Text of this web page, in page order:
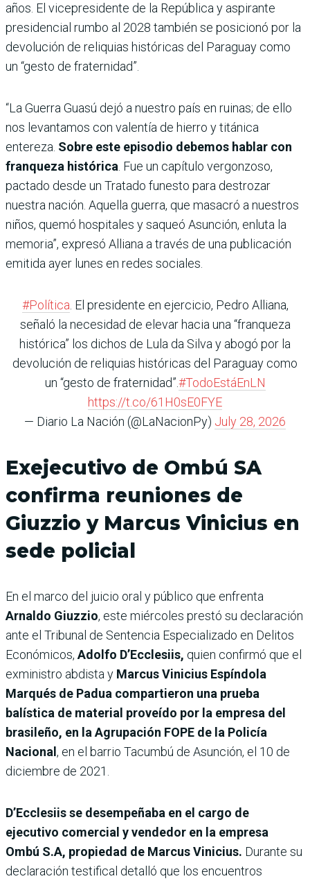
años. El vicepresidente de la República y aspirante
presidencial rumbo al 2028 también se posicionó por la
devolución de reliquias históricas del Paraguay como
un “gesto de fraternidad”.
“La Guerra Guasú dejó a nuestro país en ruinas; de ello
nos levantamos con valentía de hierro y titánica
entereza. Sobre este episodio debemos hablar con
franqueza histórica. Fue un capítulo vergonzoso,
pactado desde un Tratado funesto para destrozar
nuestra nación. Aquella guerra, que masacró a nuestros
niños, quemó hospitales y saqueó Asunción, enluta la
memoria”, expresó Alliana a través de una publicación
emitida ayer lunes en redes sociales.
#Política. El presidente en ejercicio, Pedro Alliana,
señaló la necesidad de elevar hacia una “franqueza
histórica” los dichos de Lula da Silva y abogó por la
devolución de reliquias históricas del Paraguay como
un “gesto de fraternidad”.#TodoEstáEnLN
https://t.co/61H0sE0FYE
— Diario La Nación (@LaNacionPy) July 28, 2026
Exejecutivo de Ombú SA
confirma reuniones de
Giuzzio y Marcus Vinicius en
sede policial
En el marco del juicio oral y público que enfrenta
Arnaldo Giuzzio, este miércoles prestó su declaración
ante el Tribunal de Sentencia Especializado en Delitos
Económicos, Adolfo D’Ecclesiis, quien confirmó que el
exministro abdista y Marcus Vinicius Espíndola
Marqués de Padua compartieron una prueba
balística de material proveído por la empresa del
brasileño, en la Agrupación FOPE de la Policía
Nacional , en el barrio Tacumbú de Asunción, el 10 de
diciembre de 2021.
D’Ecclesiis se desempeñaba en el cargo de
ejecutivo comercial y vendedor en la empresa
Ombú S.A, propiedad de Marcus Vinicius. Durante su
declaración testifical detalló que los encuentros